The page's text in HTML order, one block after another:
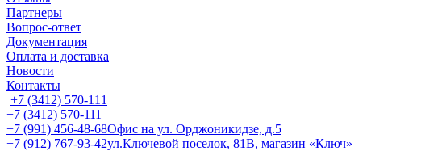
Партнеры
Вопрос-ответ
Документация
Оплата и доставка
Новости
Контакты
+7 (3412) 570-111
+7 (3412) 570-111
+7 (991) 456-48-68Офис на ул. Орджоникидзе, д.5
+7 (912) 767-93-42ул.Ключевой поселок, 81В, магазин «Ключ»